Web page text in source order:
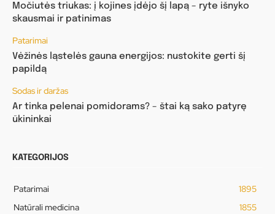
Močiutės triukas: į kojines įdėjo šį lapą – ryte išnyko
skausmai ir patinimas
Patarimai
Vėžinės ląstelės gauna energijos: nustokite gerti šį
papildą
Sodas ir daržas
Ar tinka pelenai pomidorams? – štai ką sako patyrę
ūkininkai
KATEGORIJOS
Patarimai
1895
Natūrali medicina
1855